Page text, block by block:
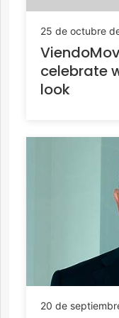
25 de octubre
celebrate
look
20 de